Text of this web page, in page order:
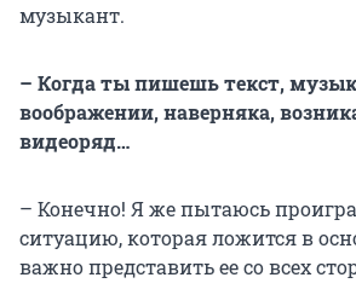
музыкант.
– Когда ты пишешь текст,
воображении, наверняка,
видеоряд…
– Конечно! Я же пытаюсь
ситуацию, которая ложится в
важно представить ее со всех